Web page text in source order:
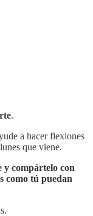
.
a hacer flexiones
que viene.
y compártelo con
como tú puedan